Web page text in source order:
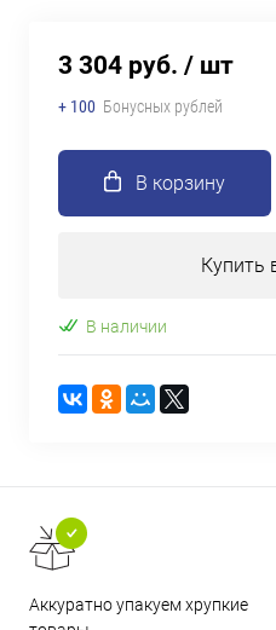
3 304 руб. / шт
+ 100 Бонусных рублей
В корзину
Купить
В наличии
Аккуратно упакуем хрупкие